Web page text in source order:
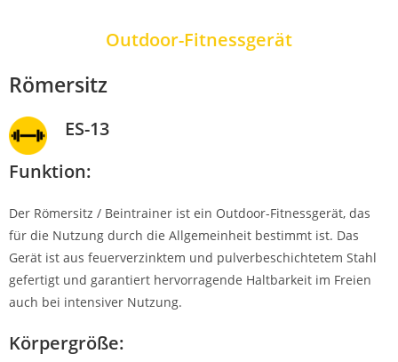
Outdoor-Fitnessgerät
Römersitz
ES-13
Funktion:
Der Römersitz / Beintrainer ist ein Outdoor-Fitnessgerät, das
für die Nutzung durch die Allgemeinheit bestimmt ist. Das
Gerät ist aus feuerverzinktem und pulverbeschichtetem Stahl
gefertigt und garantiert hervorragende Haltbarkeit im Freien
auch bei intensiver Nutzung.
Körpergröße: